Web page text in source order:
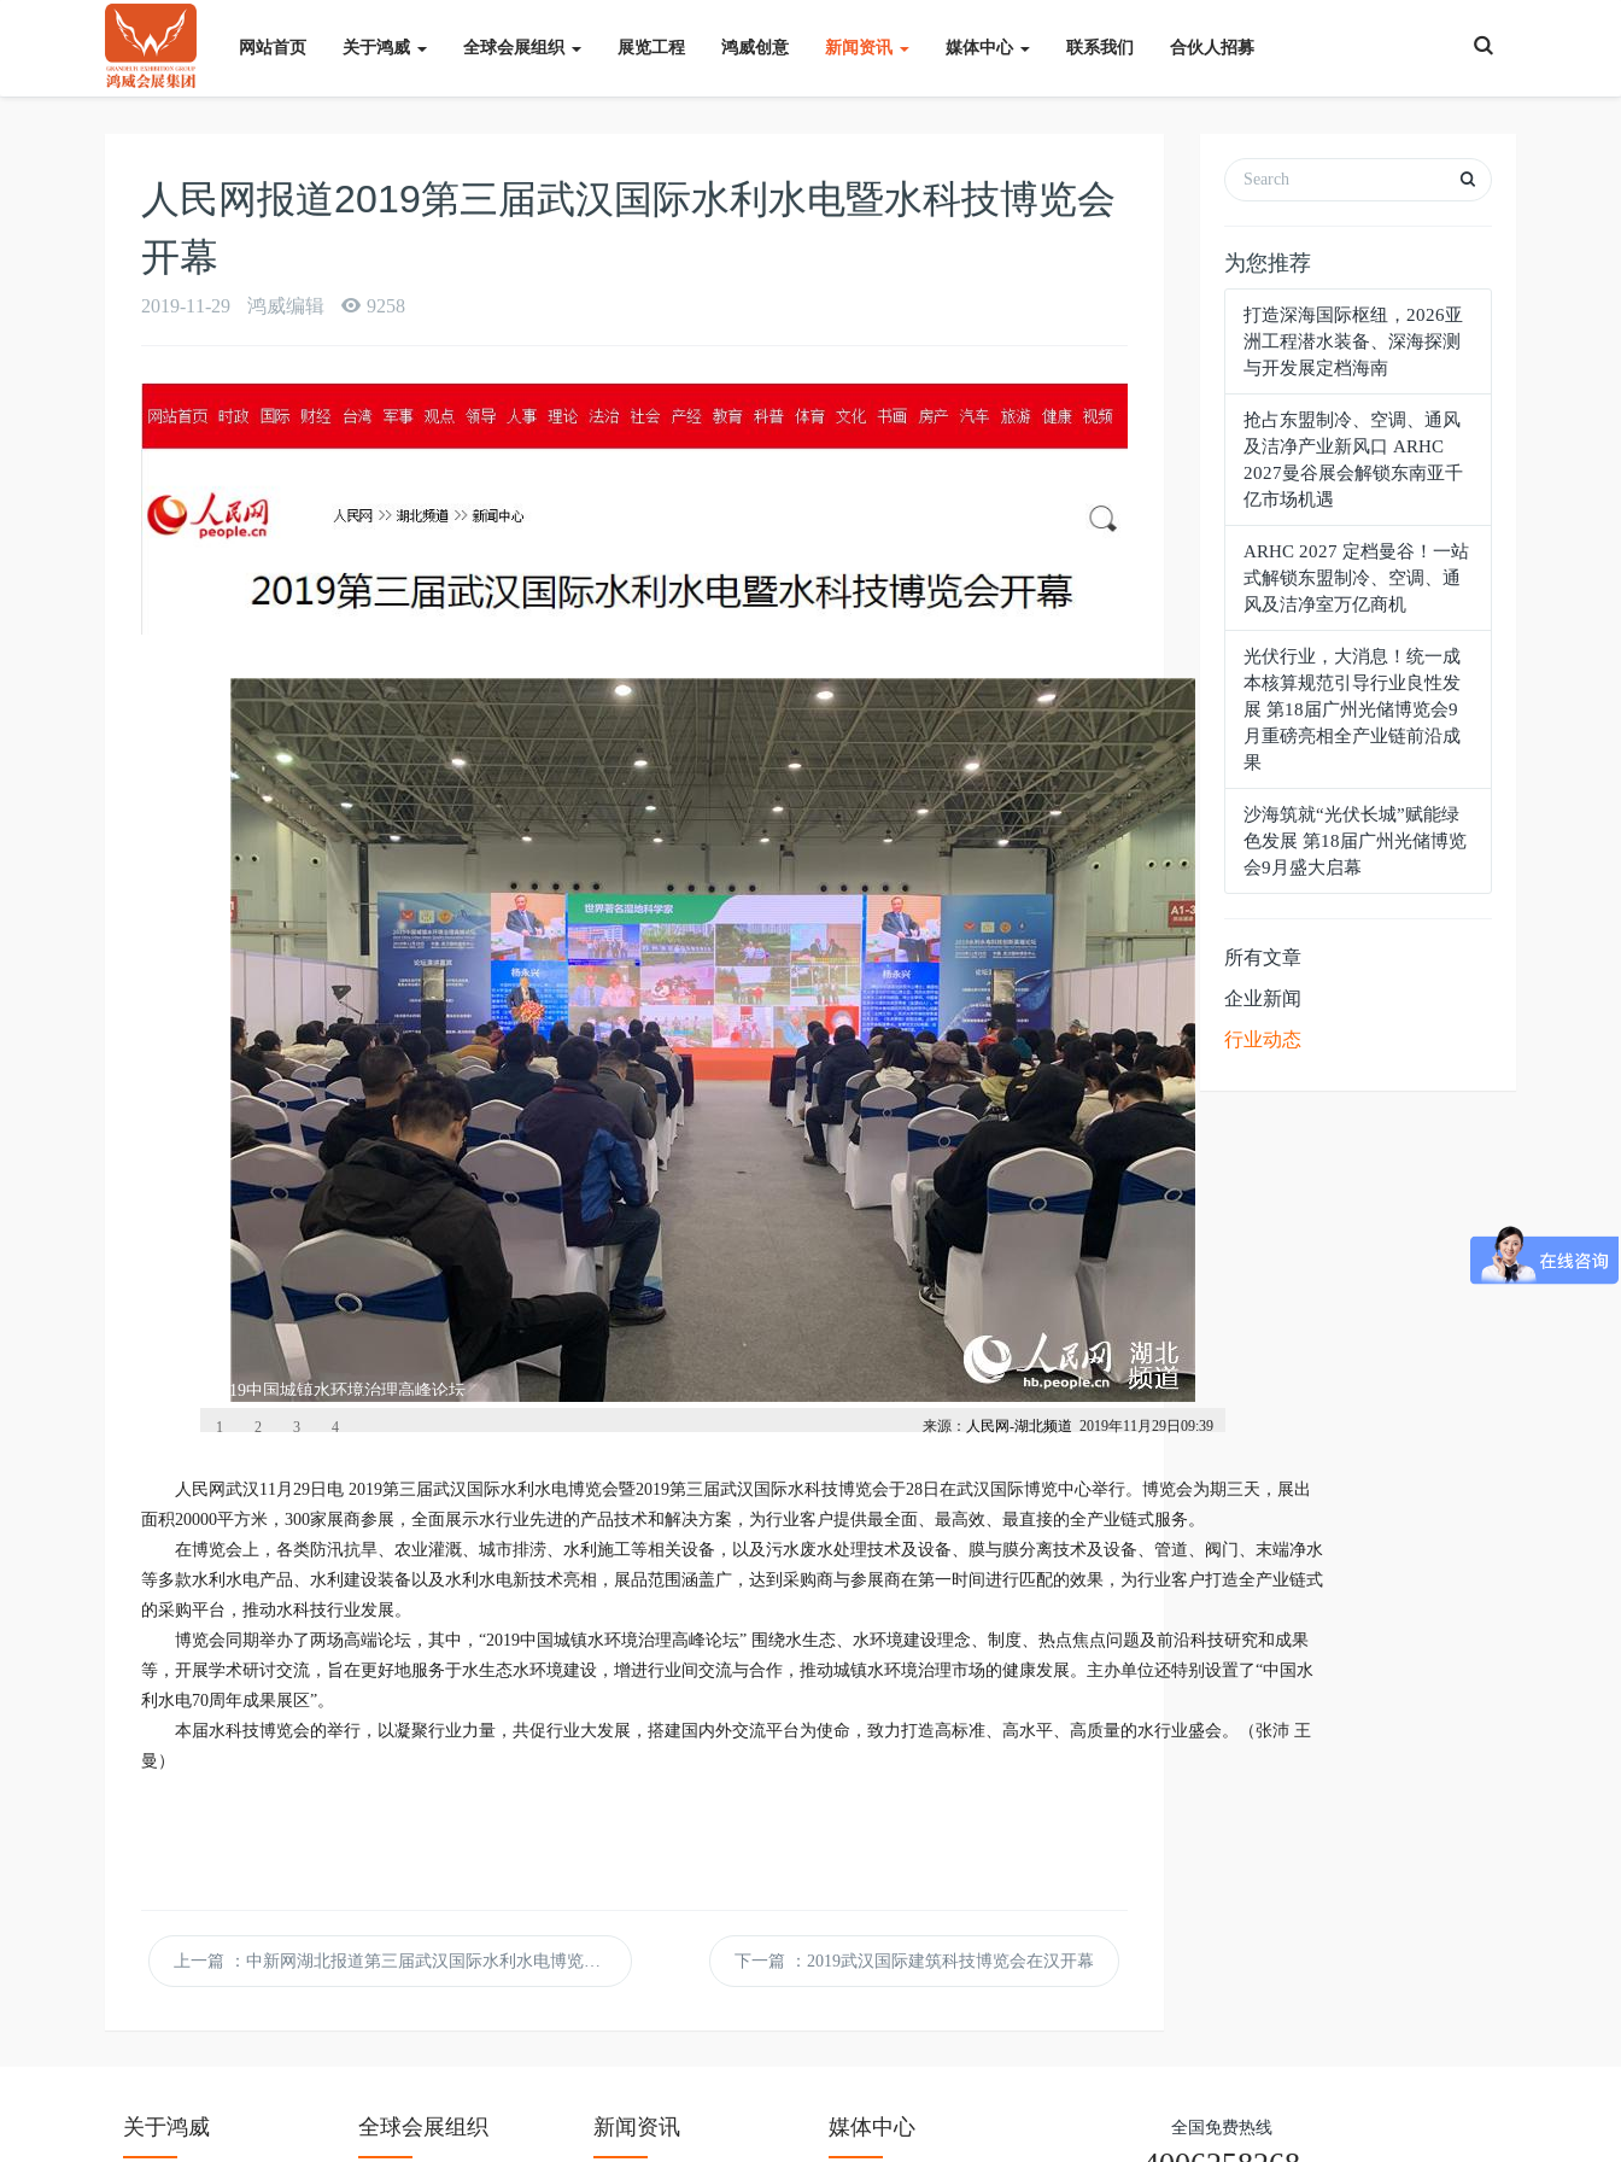
T
o
g
e
a
r
网站首页 关于鸿威 全球会展组织 展览工程 鸿威创意 新闻资讯 媒体中心 联系我们 合伙人招募
人民网报道2019第三届武汉国际水利水电暨水科技博览会
开幕
2019-11-29 鸿威编辑 9258
2019中国城镇水环境治理高峰论坛
1 2 3 4 来源： 人民网-湖北频道 2019年11月29日09:39
人民网武汉11月29日电 2019第三届武汉国际水利水电博览会暨2019第三届武汉国际水科技博览会于28日在武汉国际博览中心举行。博览会为期三天，展出
面积20000平方米，300家展商参展，全面展示水行业先进的产品技术和解决方案，为行业客户提供最全面、最高效、最直接的全产业链式服务。
在博览会上，各类防汛抗旱、农业灌溉、城市排涝、水利施工等相关设备，以及污水废水处理技术及设备、膜与膜分离技术及设备、管道、阀门、末端净水
等多款水利水电产品、水利建设装备以及水利水电新技术亮相，展品范围涵盖广，达到采购商与参展商在第一时间进行匹配的效果，为行业客户打造全产业链式
的采购平台，推动水科技行业发展。
博览会同期举办了两场高端论坛，其中，“2019中国城镇水环境治理高峰论坛” 围绕水生态、水环境建设理念、制度、热点焦点问题及前沿科技研究和成果
等，开展学术研讨交流，旨在更好地服务于水生态水环境建设，增进行业间交流与合作，推动城镇水环境治理市场的健康发展。主办单位还特别设置了“中国水
利水电70周年成果展区”。
本届水科技博览会的举行，以凝聚行业力量，共促行业大发展，搭建国内外交流平台为使命，致力打造高标准、高水平、高质量的水行业盛会。（张沛 王
曼）
上一篇 ：中新网湖北报道第三届武汉国际水利水电博览会开幕 下一篇 ：2019武汉国际建筑科技博览会在汉开幕
为您推荐
打造深海国际枢纽，2026亚
洲工程潜水装备、深海探测
与开发展定档海南
抢占东盟制冷、空调、通风
及洁净产业新风口 ARHC
2027曼谷展会解锁东南亚千
亿市场机遇
ARHC 2027 定档曼谷！一站
式解锁东盟制冷、空调、通
风及洁净室万亿商机
光伏行业，大消息！统一成
本核算规范引导行业良性发
展 第18届广州光储博览会9
月重磅亮相全产业链前沿成
果
沙海筑就“光伏长城”赋能绿
色发展 第18届广州光储博览
会9月盛大启幕
所有文章
企业新闻
行业动态
关于鸿威 全球会展组织 新闻资讯 媒体中心 全国免费热线